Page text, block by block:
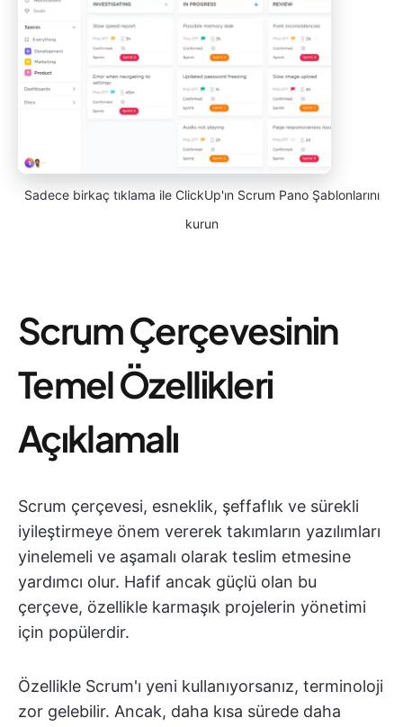
Sadece birkaç tıklama ile ClickUp'ın Scrum Pano Şablonlarını
kurun
Scrum Çerçevesinin
Temel Özellikleri
Açıklamalı
Scrum çerçevesi, esneklik, şeffaflık ve sürekli
iyileştirmeye önem vererek takımların yazılımları
yinelemeli ve aşamalı olarak teslim etmesine
yardımcı olur. Hafif ancak güçlü olan bu
çerçeve, özellikle karmaşık projelerin yönetimi
için popülerdir.
Özellikle Scrum'ı yeni kullanıyorsanız, terminoloji
zor gelebilir. Ancak, daha kısa sürede daha